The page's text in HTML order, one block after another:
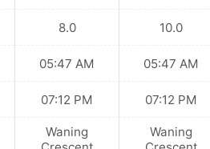
8.0
05:47 AM
07:12 PM
Waning
10.0
05:47 AM
07:12 PM
Waning